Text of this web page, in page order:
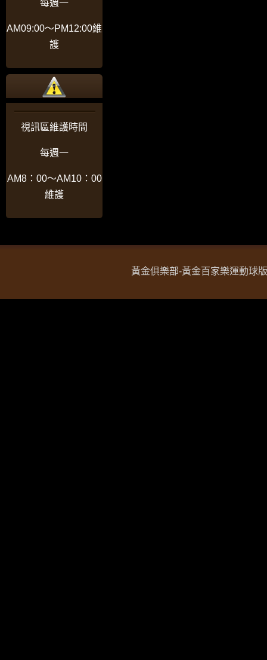
每週一
AM09:00〜PM12:00維
護
視訊區維護時間
每週一
AM8：00〜AM10：00
維護
黃金俱樂部-黃金百家樂運動球